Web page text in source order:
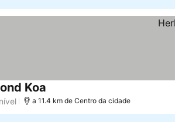
Koa
a 11.4 km de Centro da cidade